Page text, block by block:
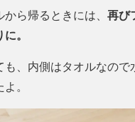
ら帰るときには、 再び
。
も、内側はタオルなので
。